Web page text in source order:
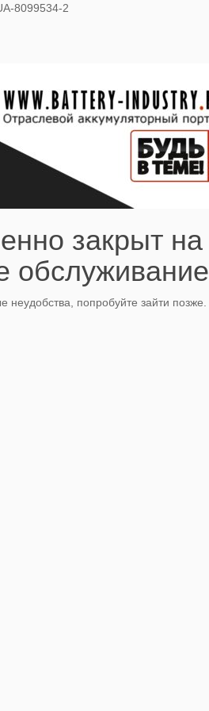
8099534-2
закрыт на
неудобства, попробуйте зайти позже.